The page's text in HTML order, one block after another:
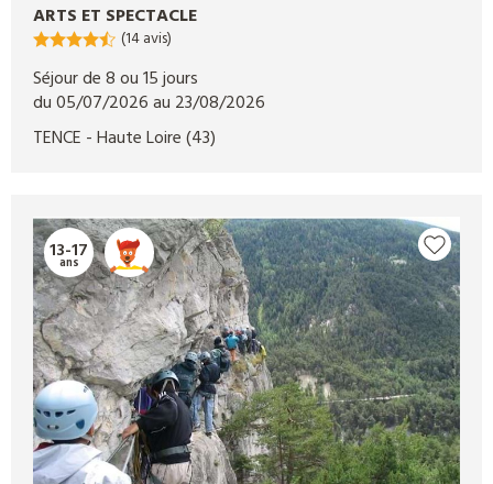
ARTS ET SPECTACLE
(14 avis)
Séjour de 8 ou 15 jours
du 05/07/2026 au 23/08/2026
TENCE - Haute Loire(43)
13-17
ans